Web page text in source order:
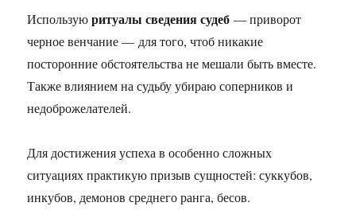
Используюритуалы сведения судеб — приворот
черное венчание — для того, чтоб никакие
посторонние обстоятельства не мешали быть вместе.
Также влиянием на судьбу убираю соперников и
недоброжелателей.
Для достижения успеха в особенно сложных
ситуациях практикую призыв сущностей: суккубов,
инкубов, демонов среднего ранга, бесов.